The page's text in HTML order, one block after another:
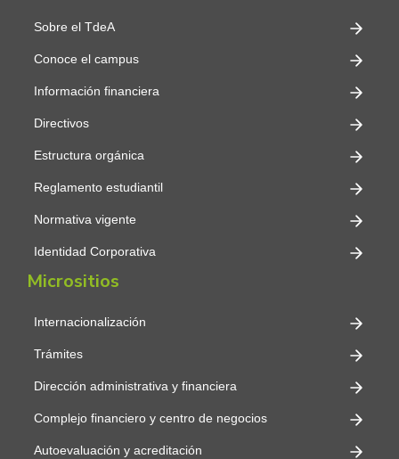
Sobre el TdeA
Conoce el campus
Información financiera
Directivos
Estructura orgánica
Reglamento estudiantil
Normativa vigente
Identidad Corporativa
Micrositios
Internacionalización
Trámites
Dirección administrativa y financiera
Complejo financiero y centro de negocios
Autoevaluación y acreditación